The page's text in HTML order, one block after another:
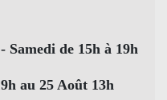
de 15h à 19h
au 25 Août 13h